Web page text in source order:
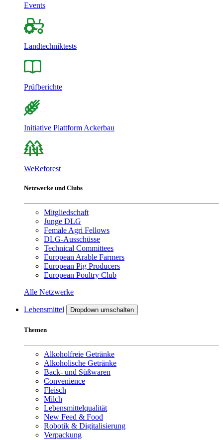
Events
Landtechniktests
Prüfberichte
Initiative Plattform Ackerbau
WeReforest
Netzwerke und Clubs
Mitgliedschaft
Junge DLG
Female Agri Fellows
DLG-Ausschüsse
Technical Committees
European Arable Farmers
European Pig Producers
European Poultry Club
Alle Netzwerke
Lebensmittel Dropdown umschalten
Themen
Alkoholfreie Getränke
Alkoholische Getränke
Back- und Süßwaren
Convenience
Fleisch
Milch
Lebensmittelqualität
New Feed & Food
Robotik & Digitalisierung
Verpackung